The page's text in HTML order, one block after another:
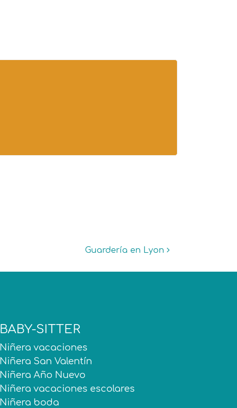
Guardería en Lyon
BABY-SITTER
Niñera vacaciones
Niñera San Valentín
Niñera Año Nuevo
Niñera vacaciones escolares
Niñera boda